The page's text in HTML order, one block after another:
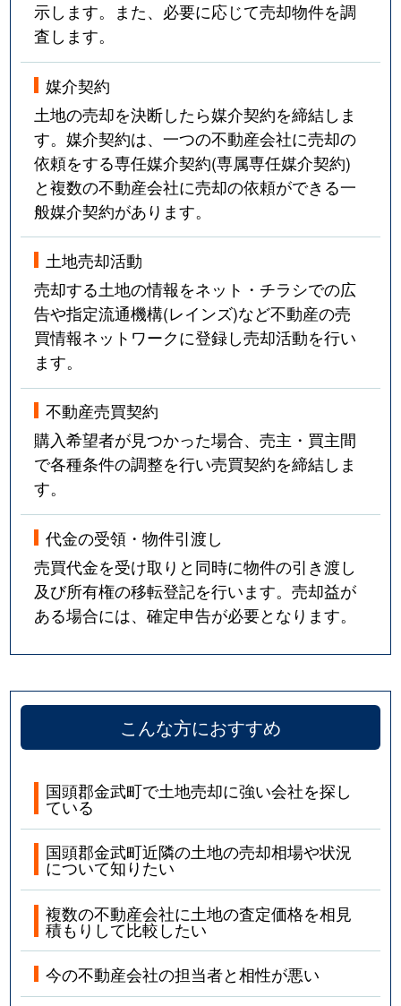
示します。また、必要に応じて売却物件を調
査します。
媒介契約
土地の売却を決断したら媒介契約を締結しま
す。媒介契約は、一つの不動産会社に売却の
依頼をする専任媒介契約(専属専任媒介契約)
と複数の不動産会社に売却の依頼ができる一
般媒介契約があります。
土地売却活動
売却する土地の情報をネット・チラシでの広
告や指定流通機構(レインズ)など不動産の売
買情報ネットワークに登録し売却活動を行い
ます。
不動産売買契約
購入希望者が見つかった場合、売主・買主間
で各種条件の調整を行い売買契約を締結しま
す。
代金の受領・物件引渡し
売買代金を受け取りと同時に物件の引き渡し
及び所有権の移転登記を行います。売却益が
ある場合には、確定申告が必要となります。
こんな方におすすめ
国頭郡金武町で土地売却に強い会社を探し
ている
国頭郡金武町近隣の土地の売却相場や状況
について知りたい
複数の不動産会社に土地の査定価格を相見
積もりして比較したい
今の不動産会社の担当者と相性が悪い